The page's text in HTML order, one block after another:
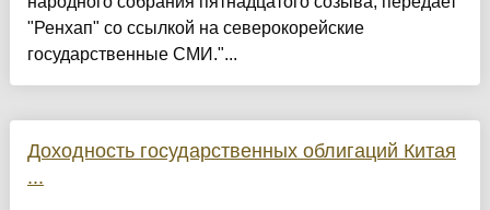
"Ренхап" со ссылкой на северокорейские
государственные СМИ."...
Доходность государственных облигаций Китая
...